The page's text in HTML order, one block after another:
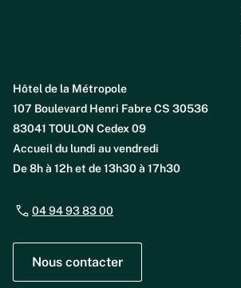
Hôtel de la Métropole
107 Boulevard Henri Fabre CS 30536
83041 TOULON Cedex 09
Accueil du lundi au vendredi
De 8h à 12h et de 13h30 à 17h30
04 94 93 83 00
Nous contacter